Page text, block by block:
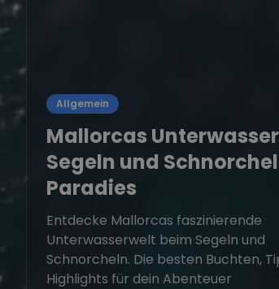
Allgemein
Mallorcas
Segeln und
Paradies
Entdecke Mallorcas faszinierende
Unterwasserwelt beim Segeln und
Schnorcheln. Die besten Buchten,
Highlights für dein Abenteuer